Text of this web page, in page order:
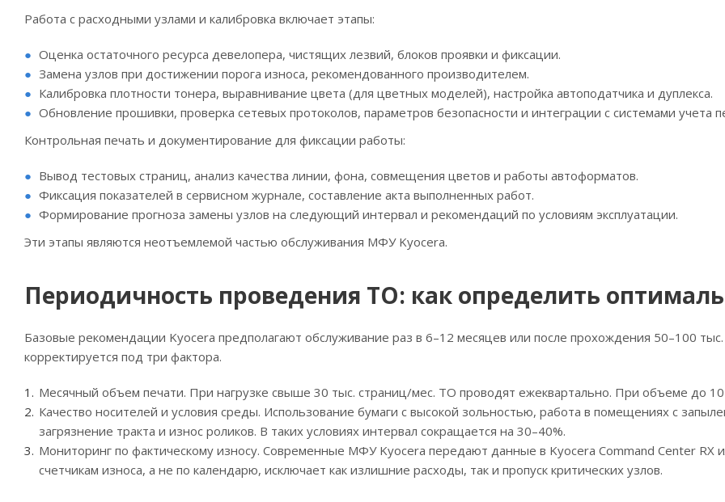
Работа с расходными узлами и калибровка включает этапы:
Оценка остаточного ресурса девелопера, чистящих лезвий, блоков проявки и фиксации.
Замена узлов при достижении порога износа, рекомендованного производителем.
Калибровка плотности тонера, выравнивание цвета (для цветных моделей), настройка автоподатчика и дуплекса.
Обновление прошивки, проверка сетевых протоколов, параметров безопасности и интеграции с системами учета
Контрольная печать и документирование для фиксации работы:
Вывод тестовых страниц, анализ качества линии, фона, совмещения цветов и работы автоформатов.
Фиксация показателей в сервисном журнале, составление акта выполненных работ.
Формирование прогноза замены узлов на следующий интервал и рекомендаций по условиям эксплуатации.
Эти этапы являются неотъемлемой частью обслуживания МФУ Kyocera.
Периодичность проведения ТО: как определить
Базовые рекомендации Kyocera предполагают обслуживание раз в 6–12 месяцев или после прохождения 50–100
корректируется под три фактора.
Месячный объем печати. При нагрузке свыше 30 тыс. страниц/мес. ТО проводят ежеквартально. При объеме до 10
Качество носителей и условия среды. Использование бумаги с высокой зольностью, работа в помещениях с
загрязнение тракта и износ роликов. В таких условиях интервал сокращается на 30–40%.
Мониторинг по фактическому износу. Современные МФУ Kyocera передают данные в Kyocera Command Center RX
счетчикам износа, а не по календарю, исключает как излишние расходы, так и пропуск критических узлов.